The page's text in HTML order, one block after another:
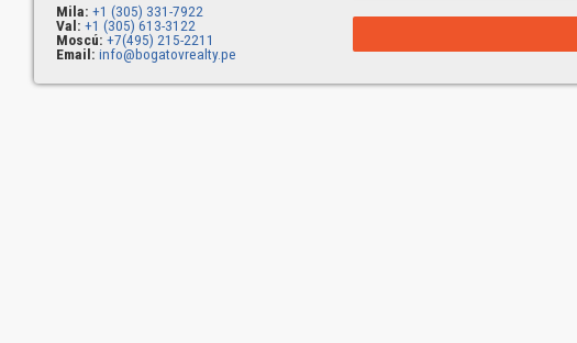
Mila: +1 (305) 331-7922
Val: +1 (305) 613-3122
Moscú: +7(495) 215-2211
Email: info@bogatovrealty.pe